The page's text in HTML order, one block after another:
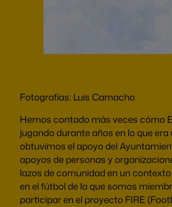
Fotografías: Luis Camacho
Hemos contado más veces cómo
jugando durante años en lo que
obtuvimos el apoyo del
apoyos de personas y
lazos de comunidad en un
en el fútbol de la que somos
participar en el proyecto FIRE